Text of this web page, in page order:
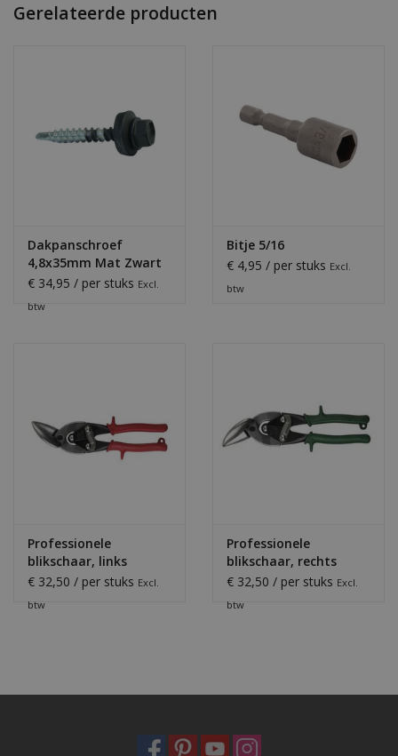
Gerelateerde producten
Dakpanschroef
4,8x35mm Mat Zwart
€ 34,95 / per stuks Excl.
btw
Bitje 5/16
€ 4,95 / per stuks Excl.
btw
Professionele
blikschaar, links
€ 32,50 / per stuks Excl.
btw
Professionele
blikschaar, rechts
€ 32,50 / per stuks Excl.
btw